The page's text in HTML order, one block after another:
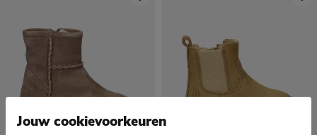
Jouw cookievoorkeuren